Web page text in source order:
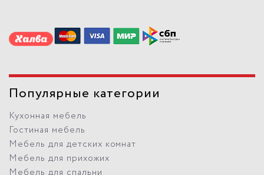
Популярные категории
Кухонная мебель
Гостиная мебель
Мебель для детских комнат
Мебель для прихожих